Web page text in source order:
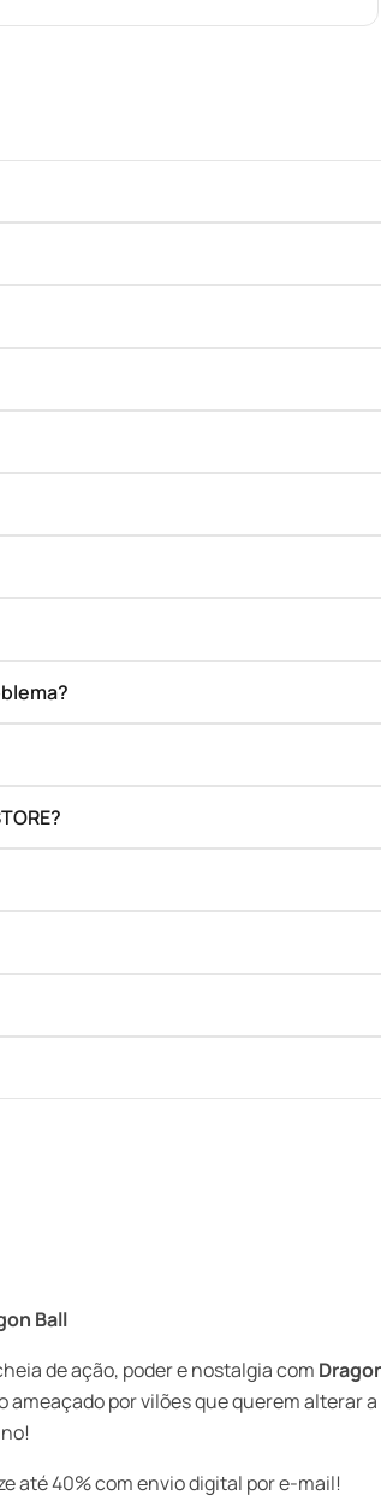
Ball
de ação, poder e nostalgia com
por vilões que querem alterar
até 40% com envio digital por e-mail!